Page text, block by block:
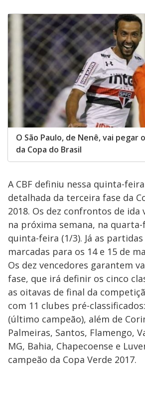
O São Paulo, de Nenê, vai pegar
da Copa do Brasil
A CBF definiu nessa quinta-
detalhada da terceira fase da
2018. Os dez confrontos de ida
na próxima semana, na quarta-
quinta-feira (1/3). Já as
marcadas para os 14 e 15 de
Os dez vencedores garantem
fase, que irá definir os cinco
as oitavas de final da
com 11 clubes pré-
(último campeão), além de
Palmeiras, Santos, Flamengo,
MG, Bahia, Chapecoense e
campeão da Copa Verde 2017.